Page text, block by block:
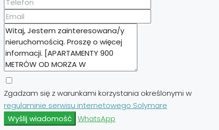
Zgadzam się z warunkami korzystania określonymi w
regulaminie serwisu internetowego Solymare
Wyślij wiadomość WhatsApp